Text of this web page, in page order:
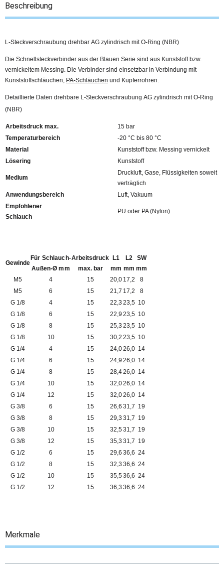
Beschreibung
L-Steckverschraubung drehbar AG zylindrisch mit O-Ring (NBR)
Die Schnellsteckverbinder aus der Blauen Serie sind aus Kunststoff bzw.
vernickeltem Messing. Die Verbinder sind einsetzbar in Verbindung mit
Kunststoffschläuchen, PA-Schläuchen und Kupferrohren.
Detaillierte Daten drehbare L-Steckverschraubung AG zylindrisch mit O-Ring
(NBR)
Arbeitsdruck max.
15 bar
Temperaturbereich
-20 °C bis 80 °C
Material
Kunststoff bzw. Messing vernickelt
Lösering
Kunststoff
Medium
Druckluft, Gase, Flüssigkeiten soweit
verträglich
Anwendungsbereich
Luft, Vakuum
Empfohlener
Schlauch
PU oder PA (Nylon)
Gewinde
Für Schlauch-
Außen-Ø mm
Arbeitsdruck
max. bar
L1
mm
L2
mm
SW
mm
M5
4 15 20,0 17,2
8
M5
6 15 21,7 17,2
8
G 1/8
4 15 22,3 23,5 10
G 1/8
6 15 22,9 23,5 10
G 1/8
8 15 25,3 23,5 10
G 1/8
10 15 30,2 23,5 10
G 1/4
4 15 24,026,0 14
G 1/4
6 15 24,9 26,0 14
G 1/4
8 15 28,426,0 14
G 1/4
10 15 32,026,0 14
G 1/4
12 15 32,026,0 14
G 3/8
6 15 26,6 31,7 19
G 3/8
8 15 29,3 31,7 19
G 3/8
10 15 32,531,7 19
G 3/8
12 15 35,3 31,7 19
G 1/2
6 15 29,6 36,6 24
G 1/2
8 15 32,3 36,6 24
G 1/2
10 15 35,536,6 24
G 1/2
12 15 36,3 36,6 24
Merkmale